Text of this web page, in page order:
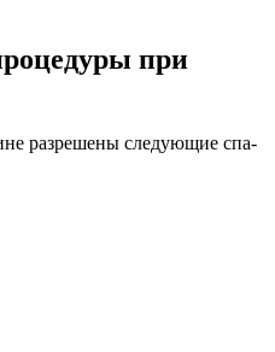
при
разрешены следующие спа-